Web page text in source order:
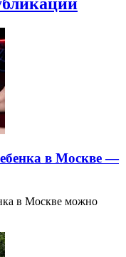
в Москве —
в Москве можно